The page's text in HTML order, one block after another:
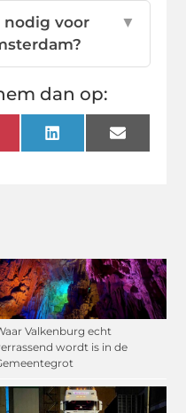
Valkenburg echt
wordt is in de
nodig voor
▼
dan op:
LinkedInEmail